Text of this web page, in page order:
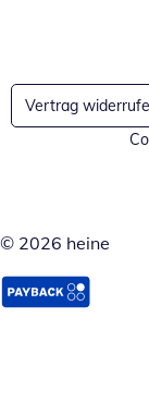
Vertrag
© 2026 heine